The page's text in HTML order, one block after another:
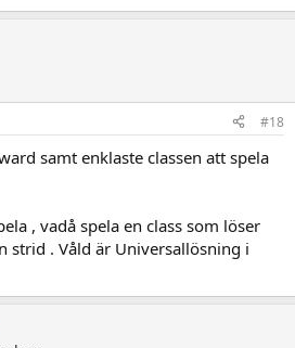
#18
samt enklaste classen att spela
, vadå spela en class som löser
strid . Våld är Universallösning i